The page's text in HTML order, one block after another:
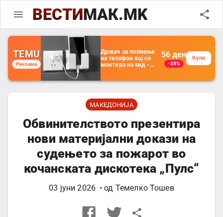
ВЕСТИМАК.MK
TEMU
Реклама
Држач за полнење
на телефон кој се
монтира на ѕид -
организатор за
далечински
управувач
56 ден
-35%
Купи
МАКЕДОНИЈА
Обвинителството презентира
нови материјални докази на
судењето за пожарот во
кочанската дискотека „Пулс“
03 јуни 2026 • од Темелко Тошев